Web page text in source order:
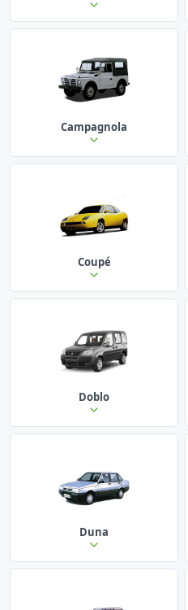
Campagnola
Coupé
Doblo
Duna